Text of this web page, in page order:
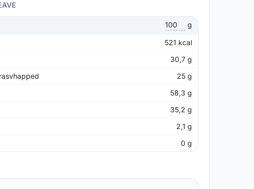
g
521 kcal
30,7 g
25 g
58,3 g
35,2 g
2,1 g
0 g